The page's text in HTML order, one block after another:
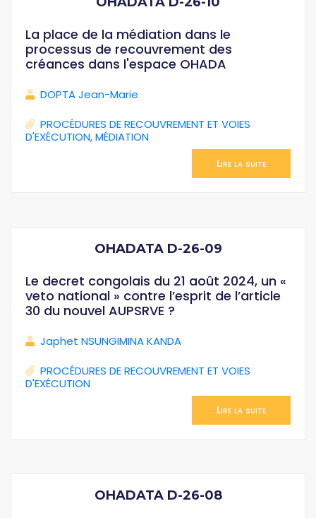
La place de la médiation dans le
processus de recouvrement des
créances dans l'espace OHADA
DOPTA Jean-Marie
PROCÉDURES DE RECOUVREMENT ET VOIES
D'EXÉCUTION,MÉDIATION
Lire la suite
OHADATA D-26-09
Le decret congolais du 21 août 2024, un «
veto national » contre l’esprit de l’article
30 du nouvel AUPSRVE ?
Japhet NSUNGIMINA KANDA
PROCÉDURES DE RECOUVREMENT ET VOIES
D'EXÉCUTION
Lire la suite
OHADATA D-26-08